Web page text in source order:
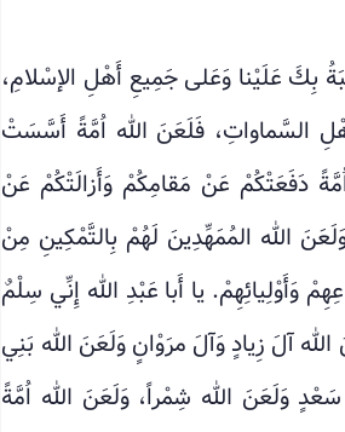
بِكَ عَلَيْنا وَعَلى جَمِيعِ أَهْلِ الإسْلامِ،
فَلَعَنَ الله اُمَّةً أَسَّسَتْ
دَفَعَتْكُمْ عَنْ مَقامِكُمْ وَأَزالَتْكُمْ عَنْ
الله المُمَهِّدِينَ لَهُمْ بِالتَّمْكِينِ مِنْ
وَأَوْلِيائِهِمْ. يا أَبا عَبْدِ الله إِنِّي سِلْمٌ
آلَ زِيادٍ وَآلَ مرَوْانٍ وَلَعَنَ الله بَنِي
وَلَعَنَ الله شِمْراً، وَلَعَنَ الله اُمَّةً